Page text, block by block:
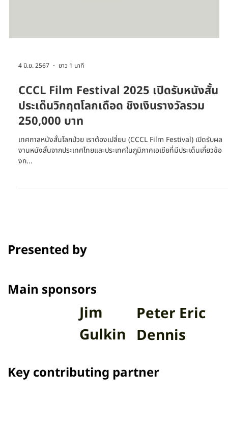
4 มิ.ย. 2567 ยาว 1 นาที
CCCL Film Festival 2025 เปิดรับหนังสั้น
ประเด็นวิกฤตโลกเดือด ชิงเงินรางวัลรวม
250,000 บาท
เทศกาลหนังสั้นโลกป่วย เราต้องเปลี่ยน (CCCL Film Festival) เปิดรับผล
งก...
Main sponsors
Peter Eric
Jim